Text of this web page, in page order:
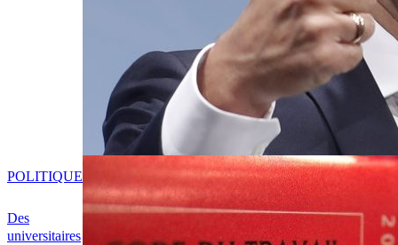
Des
universitaires
POLITIQUE